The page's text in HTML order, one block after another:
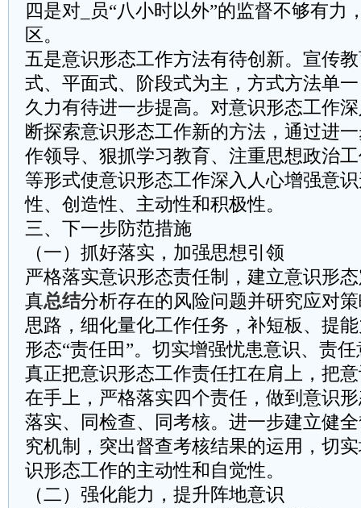
四是对_员“八小时以外”的监督不够有力
区。
五是意识形态工作方法有待创新。宣传
式、平面式、阶段式为主，方式方法单
久力有待进一步提高。对意识形态工作
断探索意识形态工作新的方法，通过进
作领导、狠抓学习教育、注重思想政治
等形式使意识形态工作深入人心增强意
性、创造性、主动性和积极性。
三、下一步防范措施
（一）抓好落实，加强思想引领
严格落实意识形态责任制，建立意识形
真总结分析存在的风险问题并研究应对
思路，细化量化工作任务，补短板、提
形态“责任田”。切实增强忧患意识、责
真正把意识形态工作责任扛在肩上，把
在手上，严格落实四个责任，做到意识
落实、同检查、同考核。进一步建立健
究机制，突出督查考核结果的运用，切
识形态工作的主动性和自觉性。
（二）强化能力，提升阵地意识